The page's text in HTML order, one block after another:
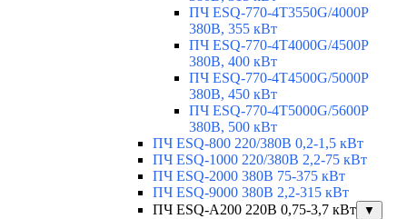
ПЧ ESQ-770-4T3550G/4000P
380В, 355 кВт
ПЧ ESQ-770-4T4000G/4500P
380В, 400 кВт
ПЧ ESQ-770-4T4500G/5000P
380В, 450 кВт
ПЧ ESQ-770-4T5000G/5600P
380В, 500 кВт
ПЧ ESQ-800 220/380В 0,2-1,5 кВт
ПЧ ESQ-1000 220/380В 2,2-75 кВт
ПЧ ESQ-2000 380В 75-375 кВт
ПЧ ESQ-9000 380В 2,2-315 кВт
ПЧ ESQ-A200 220В 0,75-3,7 кВт
▼